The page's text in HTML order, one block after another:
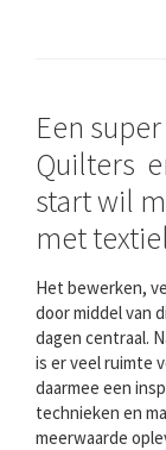
Een
Quilters
start wil
met textiel
Het bewerken,
door middel van
dagen centraal.
is er veel ruimte
daarmee een
technieken en
meerwaarde